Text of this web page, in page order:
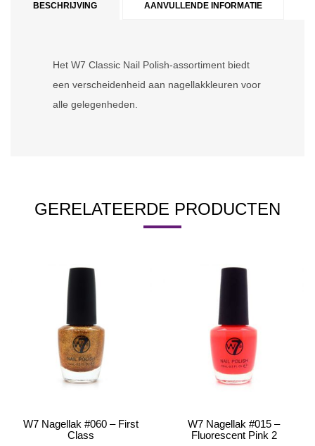
BESCHRIJVING AANVULLENDE INFORMATIE
Het W7 Classic Nail Polish-assortiment biedt
een verscheidenheid aan nagellakkleuren voor
alle gelegenheden.
GERELATEERDE PRODUCTEN
W7 Nagellak #060 – First
Class
W7 Nagellak #015 –
Fluorescent Pink 2